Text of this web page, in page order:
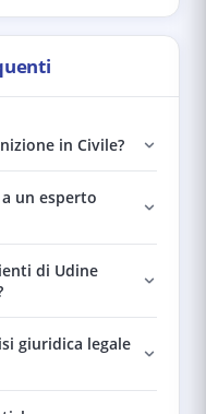
in Civile?
un esperto
di Udine
giuridica legale